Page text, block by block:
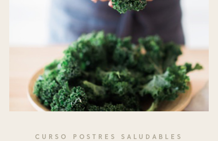
CURSO POSTRES SALUDABLES